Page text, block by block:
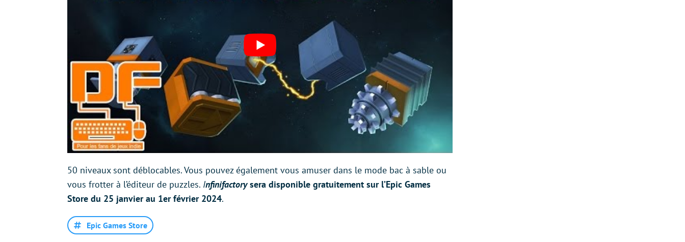
50 niveaux sont déblocables. Vous pouvez également vous amuser dans le mode bac à sable ou
vous frotter à l’éditeur de puzzles. Infinifactorysera disponible gratuitement sur l’Epic Games
Store du 25 janvier au 1er février 2024.
Epic Games Store